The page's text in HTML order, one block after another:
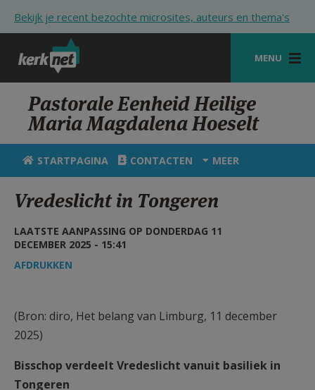
Bekijk je recent bezochte microsites, auteurs en thema's
MENU
STARTPAGINA
KERK
VIERINGEN
HULP
STARTPAGINA PORTAAL
AANMELDEN OF REGISTREREN
Pastorale Eenheid Heilige
Maria Magdalena Hoeselt
STARTPAGINA CONTACTEN MEER
Vredeslicht in Tongeren
LAATSTE AANPASSING OP DONDERDAG 11
DECEMBER 2025 - 15:41
AFDRUKKEN
(Bron: diro, Het belang van Limburg, 11 december
2025)
Bisschop verdeelt Vredeslicht vanuit basiliek in
Tongeren